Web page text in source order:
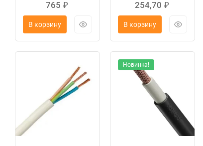
765 ₽
В корзину
254,70 ₽
В корзину
Новинка!